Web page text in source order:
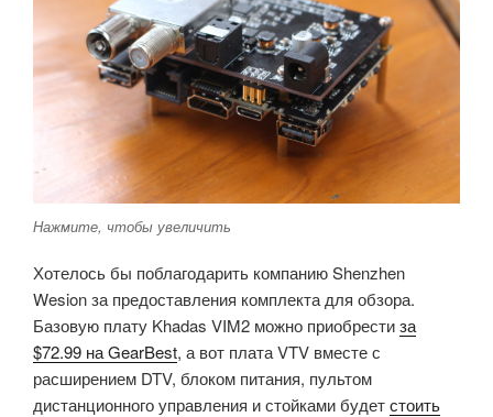
Нажмите, чтобы увеличить
Хотелось бы поблагодарить компанию Shenzhen
Wesion за предоставления комплекта для обзора.
Базовую плату Khadas VIM2 можно приобрестиза
$72.99 на GearBest, а вот плата VTV вместе с
расширением DTV, блоком питания, пультом
дистанционного управления и стойками будетстоить